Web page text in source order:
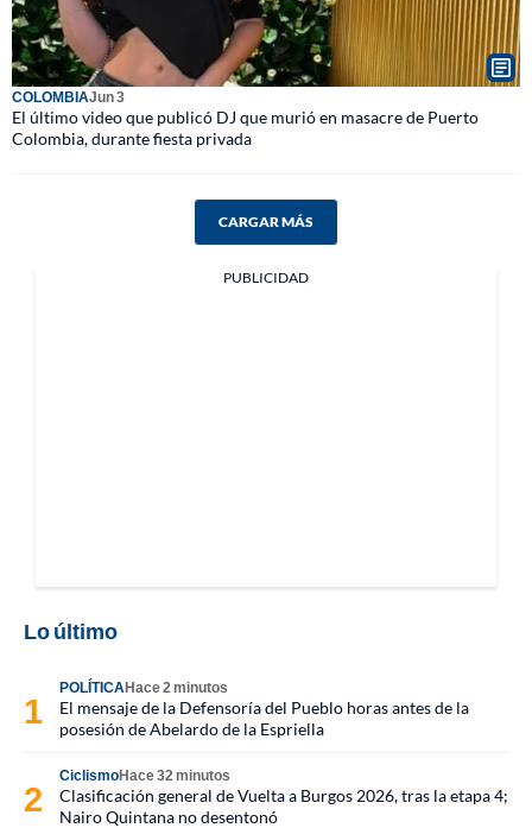
COLOMBIAJun 3
El último video que publicó DJ que murió en masacre de Puerto
Colombia, durante fiesta privada
CARGAR MÁS
PUBLICIDAD
Lo último
POLÍTICAHace 2 minutos
El mensaje de la Defensoría del Pueblo horas antes de la
posesión de Abelardo de la Espriella
CiclismoHace 32 minutos
Clasificación general de Vuelta a Burgos 2026, tras la etapa 4;
Nairo Quintana no desentonó